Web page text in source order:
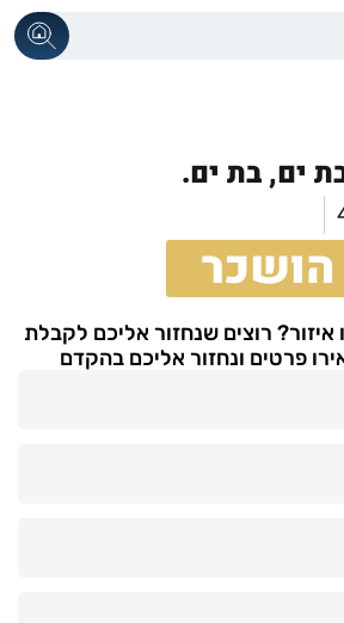
ים, בת ים.
הושכר
רוצים שנחזור אליכם לקבלת
פרטים ונחזור אליכם בהקדם